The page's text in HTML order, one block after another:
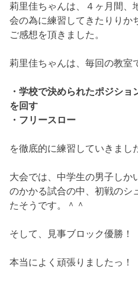
莉里佳ちゃんは、４ヶ月間、
会の為に練習してきたりりか
ご感想を頂きました。
莉里佳ちゃんは、毎回の教室
・学校で決められたポジシ
を回す
・フリースロー
を徹底的に練習していきまし
大会では、中学生の男子しか
のかかる試合の中、初戦のシ
たそうです。＾＾
そして、見事ブロック優勝！
本当によく頑張りましたっ！